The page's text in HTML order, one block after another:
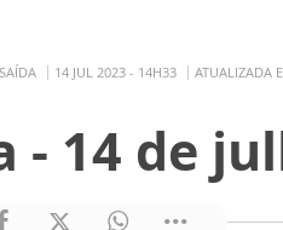
14 JUL 2023 - 14H33 ATUALIZADA
- 14 de